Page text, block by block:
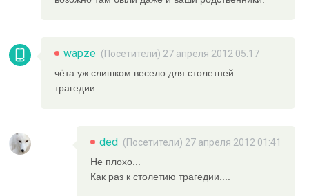
wapze (Посетители) 27 апреля 2012 05:17
чёта уж слишком весело для столетней
трагедии
ded
(Посетители) 27 апреля 2012 01:41
Не плохо...
Как раз к столетию трагедии....